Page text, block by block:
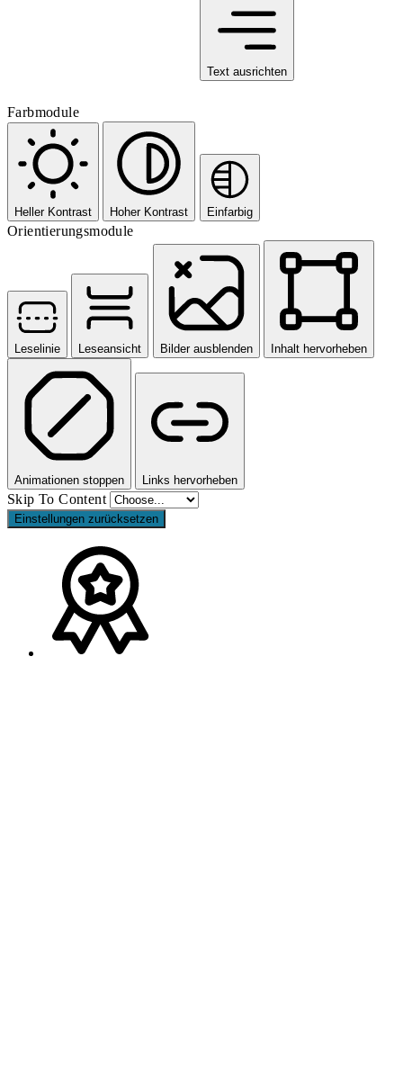
Text ausrichten
Farbmodule
Heller Kontrast Hoher Kontrast Einfarbig
Orientierungsmodule
Leselinie Leseansicht Bilder ausblenden Inhalt hervorheben
Animationen stoppen Links hervorheben
Skip To Content
Einstellungen zurücksetzen